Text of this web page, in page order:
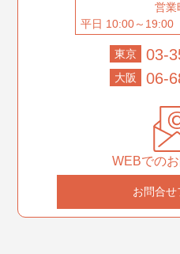
営業
平日 10:00～19:00
東京 03-
大阪 06-
WEBでの
お問合せ